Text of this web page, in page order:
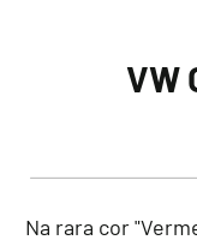
VW
Na rara cor